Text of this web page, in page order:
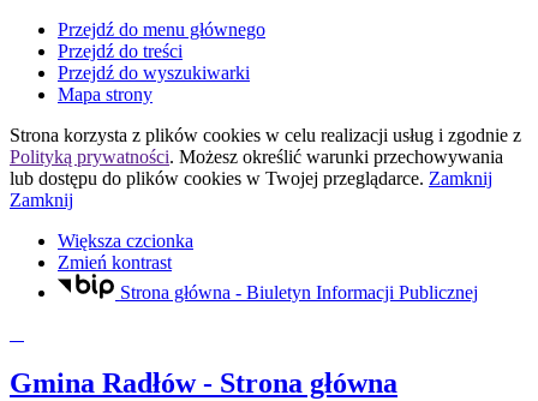
Przejdź do menu głównego
Przejdź do treści
Przejdź do wyszukiwarki
Mapa strony
Strona korzysta z plików cookies w celu realizacji usług i zgodnie z
Polityką prywatności. Możesz określić warunki przechowywania
lub dostępu do plików cookies w Twojej przeglądarce. Zamknij
Zamknij
Większa czcionka
Zmień kontrast
Strona główna - Biuletyn Informacji Publicznej
Gmina Radłów- Strona główna